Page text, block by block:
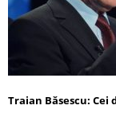
Traian Băsescu: